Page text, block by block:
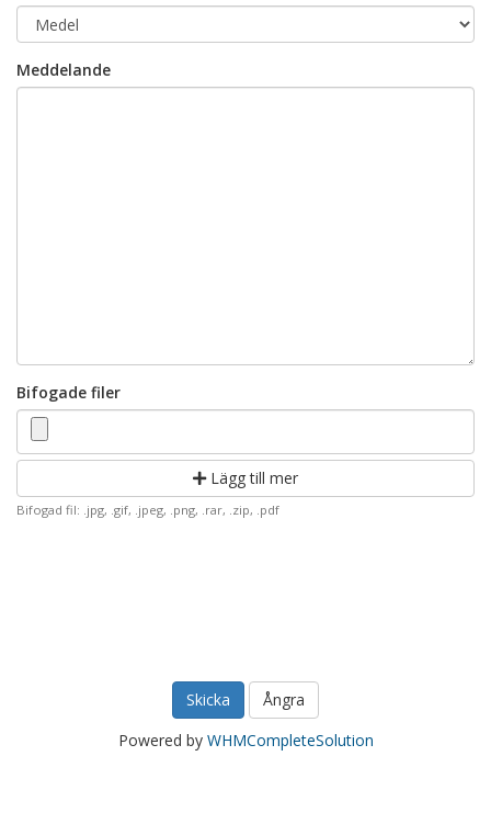
Meddelande
Bifogade filer
Lägg till mer
Bifogad fil: .jpg, .gif, .jpeg, .png, .rar, .zip, .pdf
Ångra
Powered by WHMCompleteSolution